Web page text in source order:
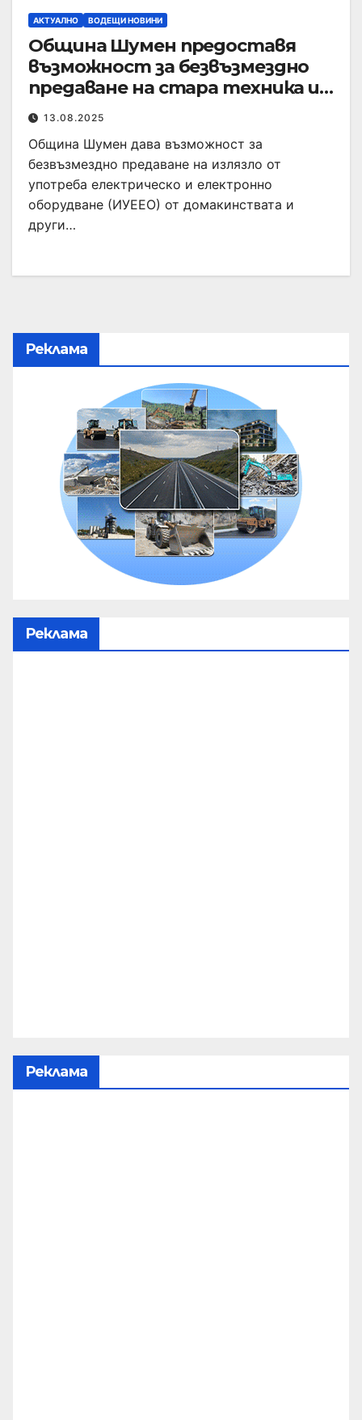
АКТУАЛНО ВОДЕЩИ НОВИНИ
Община Шумен предоставя
възможност за безвъзмездно
предаване на стара техника и
компютри
13.08.2025
Община Шумен дава възможност за
безвъзмездно предаване на излязло от
употреба електрическо и електронно
оборудване (ИУЕЕО) от домакинствата и
други…
Реклама
Реклама
Реклама